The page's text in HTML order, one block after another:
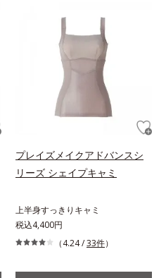
プレイズメイクアドバンスシ
リーズ シェイプキャミ
上半身すっきりキャミ
税込4,400円
（4.24 /33件）